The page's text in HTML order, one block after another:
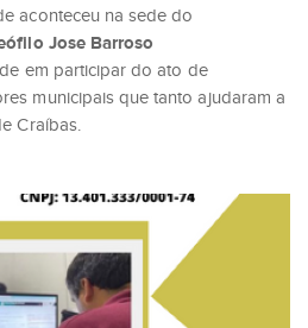
aconteceu na sede do
Jose Barroso
em participar do ato de
municipais que tanto ajudaram a
Craíbas.